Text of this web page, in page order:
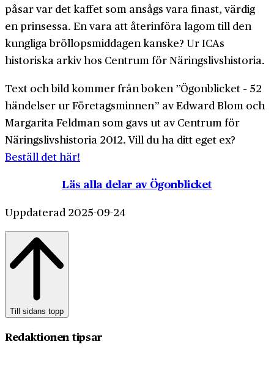
påsar var det kaffet som ansågs vara finast, värdig
en prinsessa. En vara att återinföra lagom till den
kungliga bröllopsmiddagen kanske? Ur ICAs
historiska arkiv hos Centrum för Näringslivshistoria.
Text och bild kommer från boken ”Ögonblicket – 52
händelser ur Företagsminnen” av Edward Blom och
Margarita Feldman som gavs ut av Centrum för
Näringslivshistoria 2012. Vill du ha ditt eget ex?
Beställ det här!
Läs alla delar av Ögonblicket
Uppdaterad 2025-09-24
Till sidans topp
Redaktionen tipsar